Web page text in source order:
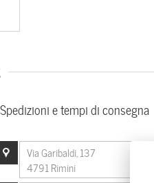
Spedizioni e tempi di consegna
Via Garibaldi, 137
4791 Rimini